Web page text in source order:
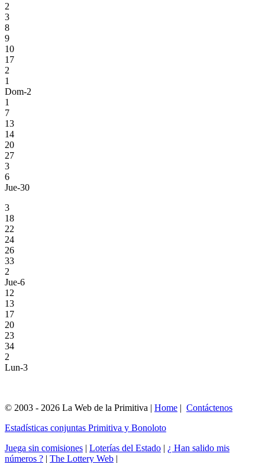
2
3
8
9
10
17
2
1
Dom-2
1
7
13
14
20
27
3
6
Jue-30
3
18
22
24
26
33
2
Jue-6
12
13
17
20
23
34
2
Lun-3
© 2003 - 2026 La Web de la Primitiva | Home | Contáctenos
Estadísticas conjuntas Primitiva y Bonoloto
Juega sin comisiones | Loterías del Estado | ¿ Han salido mis
números ? | The Lottery Web |